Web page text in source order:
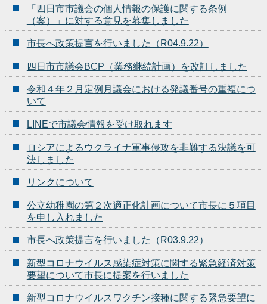
「四日市市議会の個人情報の保護に関する条例
（案）」に対する意見を募集しました
市長へ政策提言を行いました（R04.9.22）
四日市市議会BCP（業務継続計画）を改訂しました
令和４年２月定例月議会における発議番号の重複につ
いて
LINEで市議会情報を受け取れます
ロシアによるウクライナ軍事侵攻を非難する決議を可
決しました
リンクについて
公立幼稚園の第２次適正化計画について市長に５項目
を申し入れました
市長へ政策提言を行いました（R03.9.22）
新型コロナウイルス感染症対策に関する緊急経済対策
要望について市長に提案を行いました
新型コロナウイルスワクチン接種に関する緊急要望に